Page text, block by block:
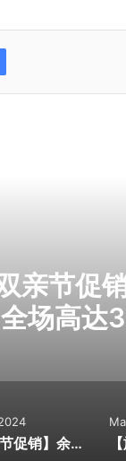
双亲节促
场高达
在日常
【双亲节促销】余仁生Eu Yan Sang感恩季大促销！全场高达30%折扣+买满RM100送RM5现金券+PWP超值加购券！会员累积双倍积分！感恩季·爱在日常，送余仁生健康礼给父母吧！